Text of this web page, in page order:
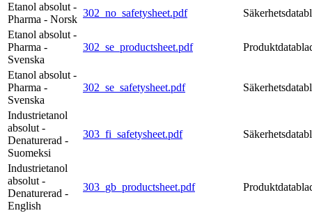
Etanol absolut -
Pharma - Norsk
302_no_safetysheet.pdf
Etanol absolut -
Pharma -
Svenska
302_se_productsheet.pdf
Etanol absolut -
Pharma -
Svenska
302_se_safetysheet.pdf
Industrietanol
absolut -
Denaturerad -
Suomeksi
303_fi_safetysheet.pdf
Industrietanol
absolut -
Denaturerad -
English
303_gb_productsheet.pdf